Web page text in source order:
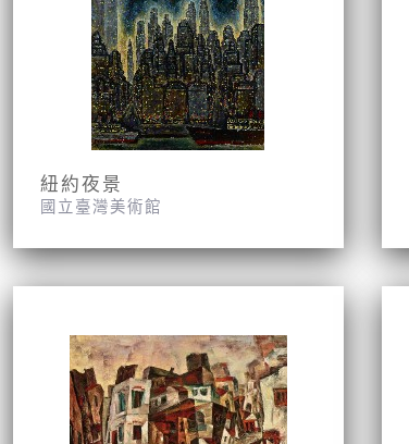
紐約夜景
國立臺灣美術館